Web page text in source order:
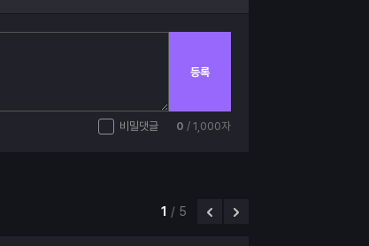
등록
비밀댓글 0 / 1,000자
1 / 5